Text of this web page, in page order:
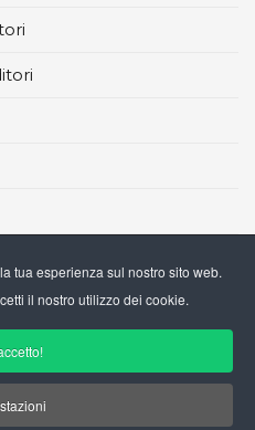
tua esperienza sul nostro sito web.
il nostro utilizzo dei cookie.